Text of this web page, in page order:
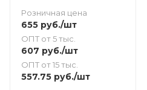
Розничная цена
655 руб./шт
ОПТ от 5 тыс.
607 руб./шт
ОПТ от 15 тыс.
557.75 руб./шт